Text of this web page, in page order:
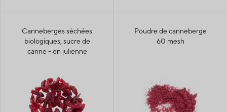
Canneberges séchées
biologiques, sucre de
canne - en julienne
Poudre de canneberge
60 mesh